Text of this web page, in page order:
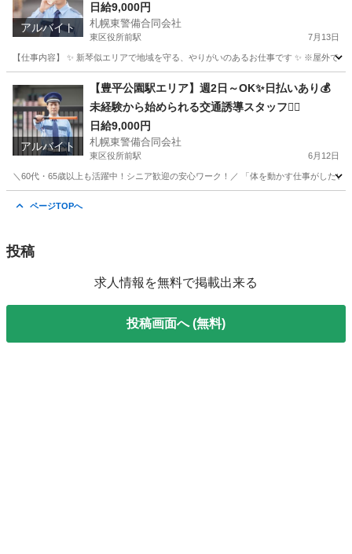
アルバイト
日給9,000円
札幌東警備合同会社
東区役所前駅 7月13日
【仕事内容】 ✨ 新琴似エリアで地域を守る、やりがいのあるお仕事です ✨ ※屋外で
東区役所前駅 その他 スタッフ
アルバイト
【豊平公園駅エリア】週2日～OK✨日払いあり💰
未経験から始められる交通誘導スタッフ👷‍♂️
日給9,000円
札幌東警備合同会社
東区役所前駅 6月12日
＼60代・65歳以上も活躍中！シニア歓迎の安心ワーク！／ 「体を動かす仕事がした
ページTOPへ
投稿
求人情報を無料で掲載出来る
投稿画面へ (無料)